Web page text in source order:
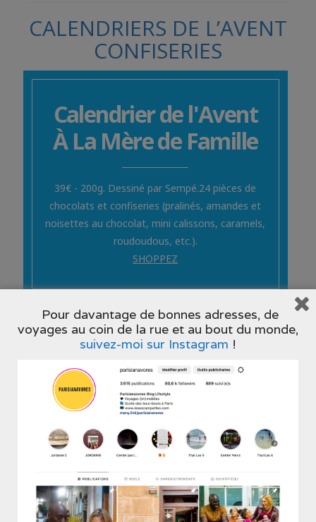
CALENDRIERS DE L’AVENT
CONFISERIES
Calendrier de l'Avent
À La Mère de Famille
39€ - 200g. Dessiné par Sempé.24 pièces de
chocolats et confiseries (pralinés, amandes et
noisettes au chocolat, mini calissons, caramels,
roudoudous, etc.).
SHOPPEZ
Pour davantage de bonnes adresses, de
voyages au coin de la rue et au bout du monde,
suivez-moi sur Instagram !